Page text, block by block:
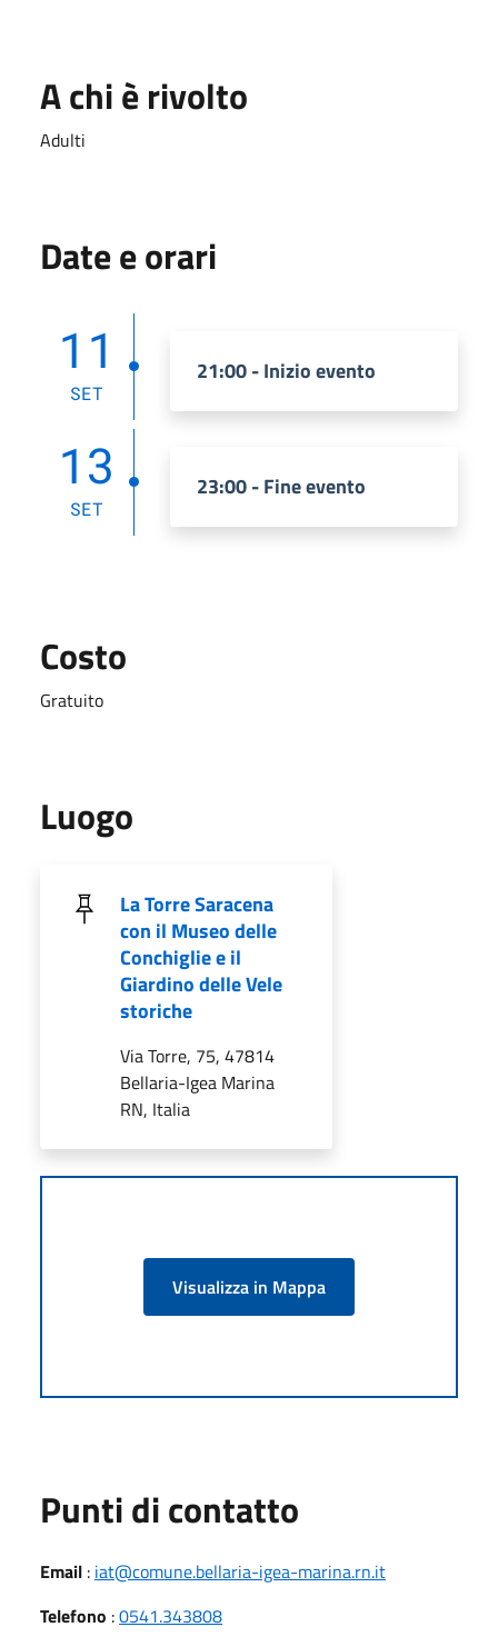
A chi è rivolto
Adulti
Date e orari
11
SET
21:00 - Inizio evento
13
SET
23:00 - Fine evento
Costo
Gratuito
Luogo
La Torre Saracena
con il Museo delle
Conchiglie e il
Giardino delle Vele
storiche
Via Torre, 75, 47814
Bellaria-Igea Marina
RN, Italia
Visualizza in Mappa
Punti di contatto
Email : iat@comune.bellaria-igea-marina.rn.it
Telefono :0541.343808